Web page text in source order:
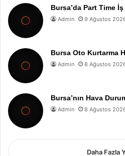
Bursa’da Part Time İş
Admin 9 Ağustos
Bursa Oto Kurtarma
Admin 8 Ağustos
Bursa’nın Hava
Admin 8 Ağustos
Daha Fazla